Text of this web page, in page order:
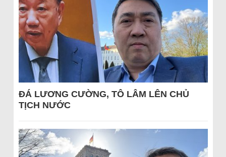
ĐÁ LƯƠNG CƯỜNG, TÔ LÂM LÊN CHỦ
TỊCH NƯỚC